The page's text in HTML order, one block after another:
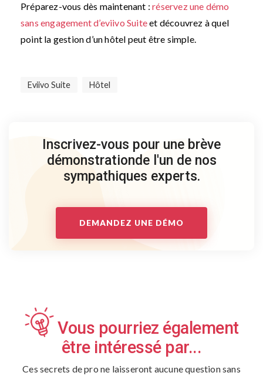
Préparez-vous dès maintenant :réservez une démo
sans engagement d’eviivo Suiteet découvrez à quel
point la gestion d’un hôtel peut être simple.
Eviivo Suite Hôtel
Inscrivez-vous pour une brève
démonstrationde l'un de nos
sympathiques experts.
DEMANDEZ UNE DÉMO
Vous pourriez également
être intéressé par...
Ces secrets de pro ne laisseront aucune question sans